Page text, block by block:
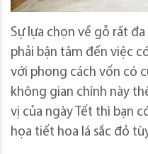
Sự lựa chọn về gỗ rất
phải bận tâm đến việc
với phong cách vốn có
không gian chính này
vị của ngày Tết thì bạn
họa tiết hoa lá sắc đỏ